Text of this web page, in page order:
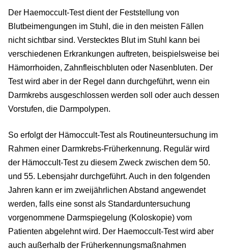
Der Haemoccult-Test dient der Feststellung von
Blutbeimengungen im Stuhl, die in den meisten Fällen
nicht sichtbar sind. Verstecktes Blut im Stuhl kann bei
verschiedenen Erkrankungen auftreten, beispielsweise bei
Hämorrhoiden, Zahnfleischbluten oder Nasenbluten. Der
Test wird aber in der Regel dann durchgeführt, wenn ein
Darmkrebs ausgeschlossen werden soll oder auch dessen
Vorstufen, die Darmpolypen.
So erfolgt der Hämoccult-Test als Routineuntersuchung im
Rahmen einer Darmkrebs-Früherkennung. Regulär wird
der Hämoccult-Test zu diesem Zweck zwischen dem 50.
und 55. Lebensjahr durchgeführt. Auch in den folgenden
Jahren kann er im zweijährlichen Abstand angewendet
werden, falls eine sonst als Standarduntersuchung
vorgenommene Darmspiegelung (Koloskopie) vom
Patienten abgelehnt wird. Der Haemoccult-Test wird aber
auch außerhalb der Früherkennungsmaßnahmen